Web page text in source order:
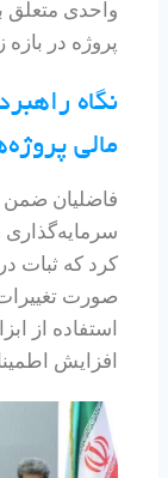
واحدی متعلق
پروژه در بازه زمانی ۱۸ ماهه
نگاه
مالی
فاضلیان ضمن
کرد که ثبات
صورت
استفاده از
افزایش